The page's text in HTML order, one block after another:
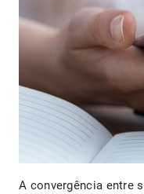
A convergência entre